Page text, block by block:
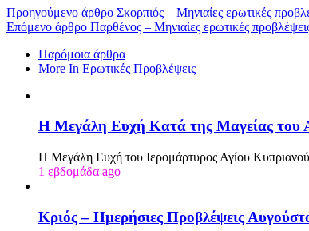
Προηγούμενο άρθρο Σκορπιός – Μηνιαίες ερωτικές
Επόμενο άρθρο Παρθένος – Μηνιαίες ερωτικές
Παρόμοια άρθρα
More In Ερωτικές Προβλέψεις
Η Μεγάλη Ευχή Κατά της Μαγείας του
Η Μεγάλη Ευχή του Ιερομάρτυρος Αγίου
1 εβδομάδα ago
Κριός – Ημερήσιες Προβλέψεις